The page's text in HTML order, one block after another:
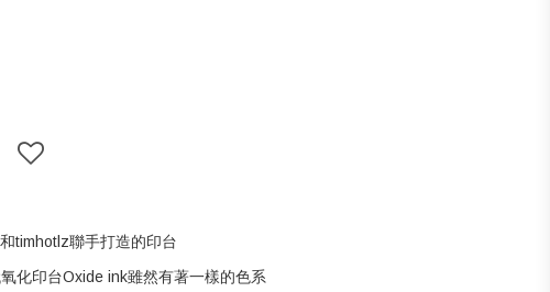
timhotlz聯手打造的印台
化印台Oxide ink雖然有著一樣的色系